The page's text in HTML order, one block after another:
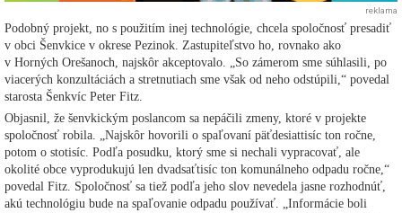
reklama
Podobný projekt, no s použitím inej technológie, chcela spoločnosť presadiť
v obci Šenvkice v okrese Pezinok. Zastupiteľstvo ho, rovnako ako
v Horných Orešanoch, najskôr akceptovalo. „So zámerom sme súhlasili, po
viacerých konzultáciách a stretnutiach sme však od neho odstúpili,“ povedal
starosta Šenkvíc Peter Fitz.
Objasnil, že šenvkickým poslancom sa nepáčili zmeny, ktoré v projekte
spoločnosť robila. „Najskôr hovorili o spaľovaní päťdesiattisíc ton ročne,
potom o stotisíc. Podľa posudku, ktorý sme si nechali vypracovať, ale
okolité obce vyprodukujú len dvadsaťtisíc ton komunálneho odpadu ročne,“
povedal Fitz. Spoločnosť sa tiež podľa jeho slov nevedela jasne rozhodnúť,
akú technológiu bude na spaľovanie odpadu používať. „Informácie boli